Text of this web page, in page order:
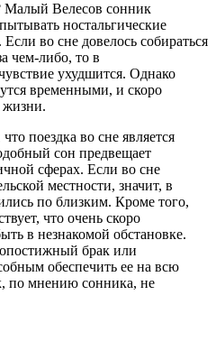
Малый Велесов сонник
ностальгические
во сне довелось собираться
чем-либо, то в
ухудшится. Однако
временными, и скоро
жизни.
поездка во сне является
сон предвещает
сферах. Если во сне
местности, значит, в
по близким. Кроме того,
что очень скоро
в незнакомой обстановке.
брак или
обеспечить ее на всю
по мнению сонника, не